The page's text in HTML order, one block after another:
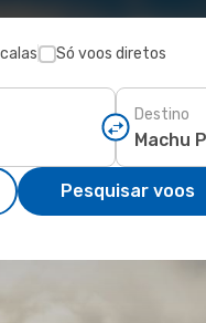
Só voos diretos
Destino
Pesquisar voos